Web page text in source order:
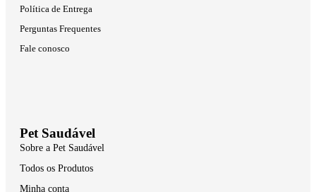
Política de Entrega
Perguntas Frequentes
Fale conosco
Pet Saudável
Sobre a Pet Saudável
Todos os Produtos
Minha conta